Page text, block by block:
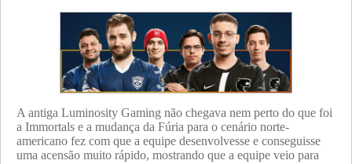
A antiga Luminosity Gaming não chegava nem perto do que foi
a Immortals e a mudança da Fúria para o cenário norte-
americano fez com que a equipe desenvolvesse e conseguisse
uma acensão muito rápido, mostrando que a equipe veio para